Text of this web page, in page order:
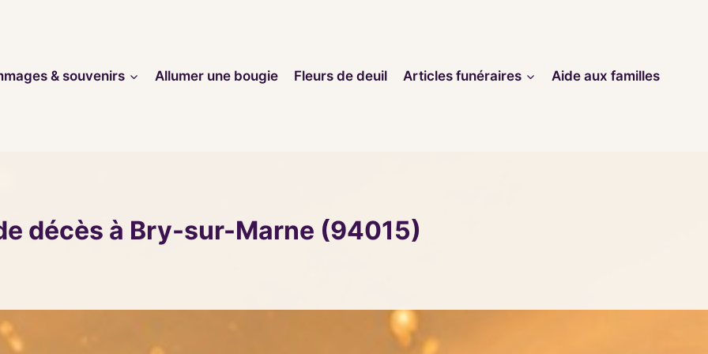
& souvenirs
Allumer une bougie Fleurs de deuil Articles funéraires Aide aux familles
décès à Bry-sur-Marne (94015)